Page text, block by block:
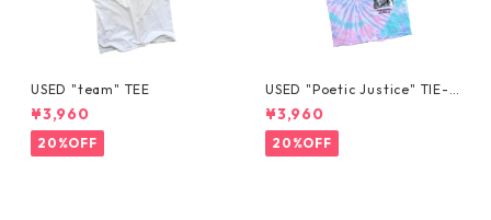
USED "team" TEE
¥3,960
20%OFF
USED "Poetic Justice" TIE-D
YE TEE
¥3,960
20%OFF